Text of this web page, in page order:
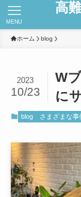
高
MENU
ホーム blog
W
に
2023
10/23
blog さまざまな事